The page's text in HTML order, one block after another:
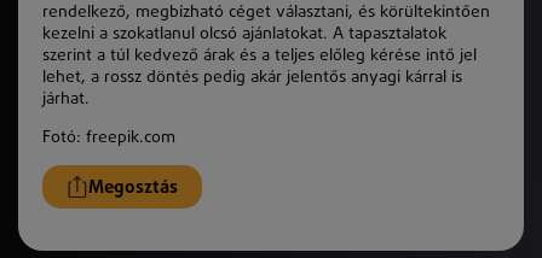
rendelkező, megbízható céget választani, és körültekintően
kezelni a szokatlanul olcsó ajánlatokat. A tapasztalatok
szerint a túl kedvező árak és a teljes előleg kérése intő jel
lehet, a rossz döntés pedig akár jelentős anyagi kárral is
járhat.
Fotó: freepik.com
Megosztás